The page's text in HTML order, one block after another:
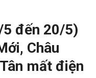
5 đến 20/5)
Châu
mất điện